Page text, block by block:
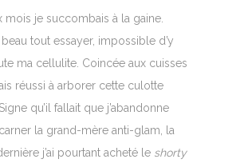
mois je succombais à la gaine.
beau tout essayer, impossible d’y
ma cellulite. Coincée aux cuisses
réussi à arborer cette culotte
qu’il fallait que j’abandonne
la grand-mère anti-glam, la
j’ai pourtant acheté le shorty